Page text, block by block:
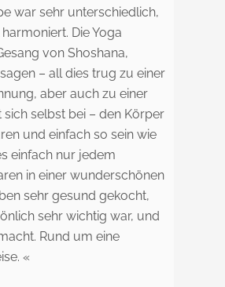
war sehr unterschiedlich,
Die Yoga
von Shoshana,
– all dies trug zu einer
aber auch zu einer
selbst bei – den Körper
und einfach so sein wie
einfach nur jedem
in einer wunderschönen
sehr gesund gekocht,
sehr wichtig war, und
Rund um eine
«